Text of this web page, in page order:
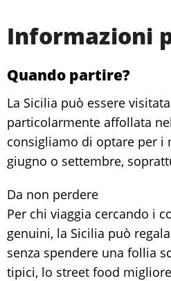
Informazioni
Quando partire?
La Sicilia può essere
particolarmente affollata
consigliamo di optare per i
giugno o settembre,
Da non perdere
Per chi viaggia cercando i
genuini, la Sicilia può
senza spendere una follia
tipici, lo street food